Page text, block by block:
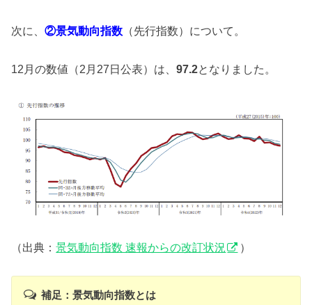
次に、②景気動向指数 （先行指数）について。
12月の数値（2月27日公表）は、97.2となりました。
（出典：景気動向指数 速報からの改訂状況 ）
補足：景気動向指数とは